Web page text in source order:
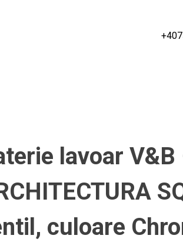
lavoar V&B
culoare